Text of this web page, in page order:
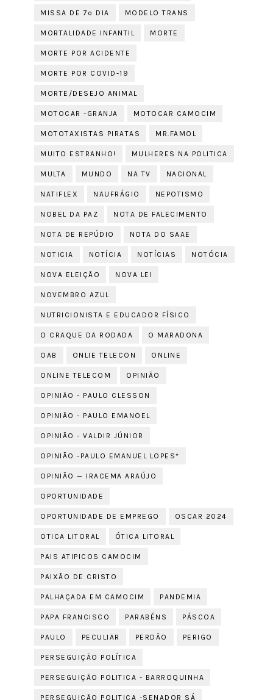
MISSA DE 7º DIA MODELO TRANS
MORTALIDADE INFANTIL MORTE
MORTE POR ACIDENTE
MORTE POR COVID-19
MORTE/DESEJO ANIMAL
MOTOCAR -GRANJA MOTOCAR CAMOCIM
MOTOTAXISTAS PIRATAS MR.FAMOL
MUITO ESTRANHO! MULHERES NA POLITICA
MULTA MUNDO NA TV NACIONAL
NATIFLEX NAUFRÁGIO NEPOTISMO
NOBEL DA PAZ NOTA DE FALECIMENTO
NOTA DE REPÚDIO NOTA DO SAAE
NOTICIA NOTÍCIA NOTÍCIAS NOTÓCIA
NOVA ELEIÇÃO NOVA LEI
NOVEMBRO AZUL
NUTRICIONISTA E EDUCADOR FÍSICO
O CRAQUE DA RODADA O MARADONA
OAB ONLIE TELECON ONLINE
ONLINE TELECOM OPINIÃO
OPINIÃO - PAULO CLESSON
OPINIÃO - PAULO EMANOEL
OPINIÃO - VALDIR JÚNIOR
OPINIÃO -PAULO EMANUEL LOPES*
OPINIÃO — IRACEMA ARAÚJO
OPORTUNIDADE
OPORTUNIDADE DE EMPREGO OSCAR 2024
OTICA LITORAL ÓTICA LITORAL
PAIS ATIPICOS CAMOCIM
PAIXÃO DE CRISTO
PALHAÇADA EM CAMOCIM PANDEMIA
PAPA FRANCISCO PARABÉNS PÁSCOA
PAULO PECULIAR PERDÃO PERIGO
PERSEGUIÇÃO POLÍTICA
PERSEGUIÇÃO POLITICA - BARROQUINHA
PERSEGUIÇÃO POLITICA -SENADOR SÁ